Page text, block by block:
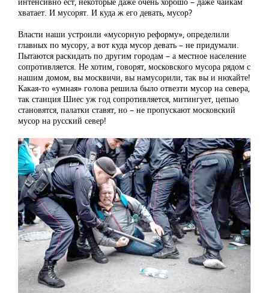
хватает. И мусорят. И куда ж его девать, мусор?
Власти наши устроили «мусорную реформу», определили
главных по мусору, а вот куда мусор девать – не придумали.
Пытаются раскидать по другим городам – а местное население
сопротивляется. Не хотим, говорят, московского мусора рядом с
нашим домом, вы москвичи, вы намусорили, так вы и нюхайте!
Какая-то «умная» голова решила было отвезти мусор на севера,
так станция Шиес уж год сопротивляется, митингует, цепью
становятся, палатки ставят, но – не пропускают московский
мусор на русский север!